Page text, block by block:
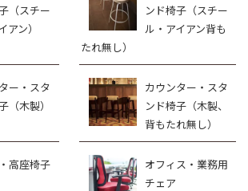
（スチー
アン）
ンド椅子（スチー
ル・アイアン背も
たれ無し）
ー・スタ
（木製）
カウンター・スタ
ンド椅子（木製、
背もたれ無し）
高座椅子
オフィス・業務用
チェア